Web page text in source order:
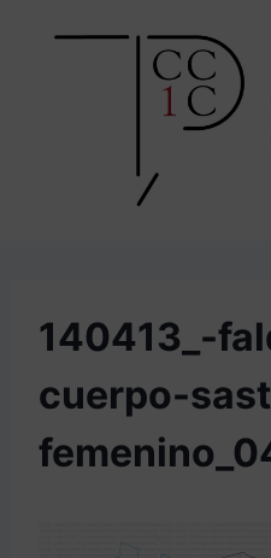
140413_-
cuerpo-